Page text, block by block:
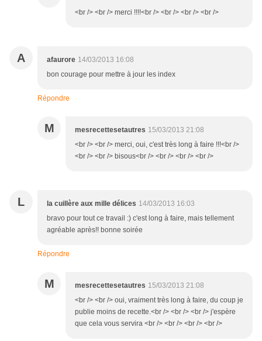
<br /> <br /> merci !!!!<br /> <br /> <br /> <br />
A afaurore 14/03/2013 16:08
bon courage pour mettre à jour les index
Répondre
M mesrecettesetautres 15/03/2013 21:08
<br /> <br /> merci, oui, c'est très long à faire !!!<br />
<br /> <br /> bisous<br /> <br /> <br /> <br />
L la cuillère aux mille délices 14/03/2013 16:03
bravo pour tout ce travail :) c'est long à faire, mais tellement
agréable après!! bonne soirée
Répondre
M mesrecettesetautres 15/03/2013 21:08
<br /> <br /> oui, vraiment très long à faire, du coup je
publie moins de recette.<br /> <br /> <br /> j'espère
que cela vous servira <br /> <br /> <br /> <br />